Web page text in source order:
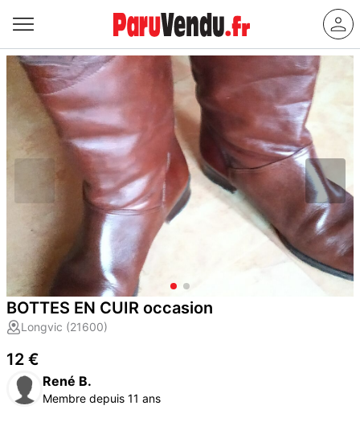
BOTTES EN CUIR occasion
Longvic (21600)
12 €
René B.
Membre depuis 11 ans